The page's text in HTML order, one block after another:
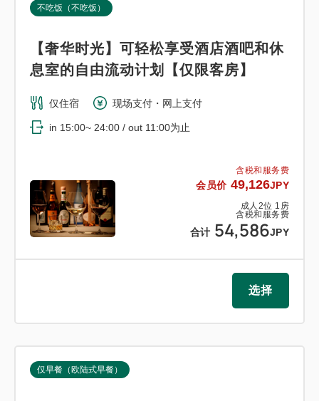
含税和服务费
会员价 49,126JPY
成人 2位 1 房
含税和服务费
合计 54,586JPY
不吃饭（不吃饭）
【奢华时光】可轻松享受酒店酒吧和休
息室的自由流动计划【仅限客房】
仅住宿 现场支付・网上支付
in 15:00~ 24:00 / out 11:00为止
选择
仅早餐（欧陆式早餐）